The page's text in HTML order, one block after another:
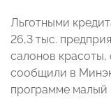
Льготными
26,3 тыс.
салонов красоты,
сообщили в
программе малый